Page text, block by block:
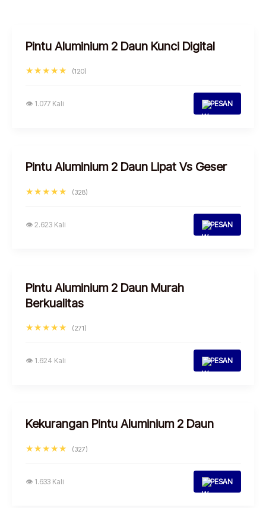
Pintu Aluminium 2 Daun Kunci Digital
★★★★★ (120)
👁 1.077 Kali PESAN
Pintu Aluminium 2 Daun Lipat Vs Geser
★★★★★ (328)
👁 2.623 Kali PESAN
Pintu Aluminium 2 Daun Murah
Berkualitas
★★★★★ (271)
👁 1.624 Kali PESAN
Kekurangan Pintu Aluminium 2 Daun
★★★★★ (327)
👁 1.633 Kali PESAN